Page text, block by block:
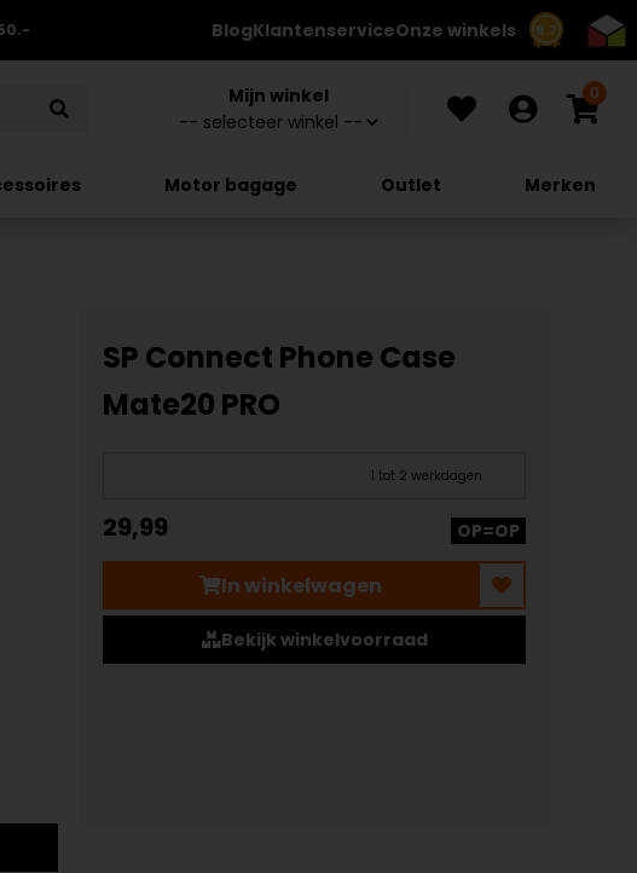
8.7
BlogKlantenserviceOnze winkels
Mijn winkel 0
Motor bagage Outlet Merken
SP Connect Phone Case
Mate20 PRO
1 tot 2 werkdagen
29,99 OP=OP
In winkelwagen
Bekijk winkelvoorraad